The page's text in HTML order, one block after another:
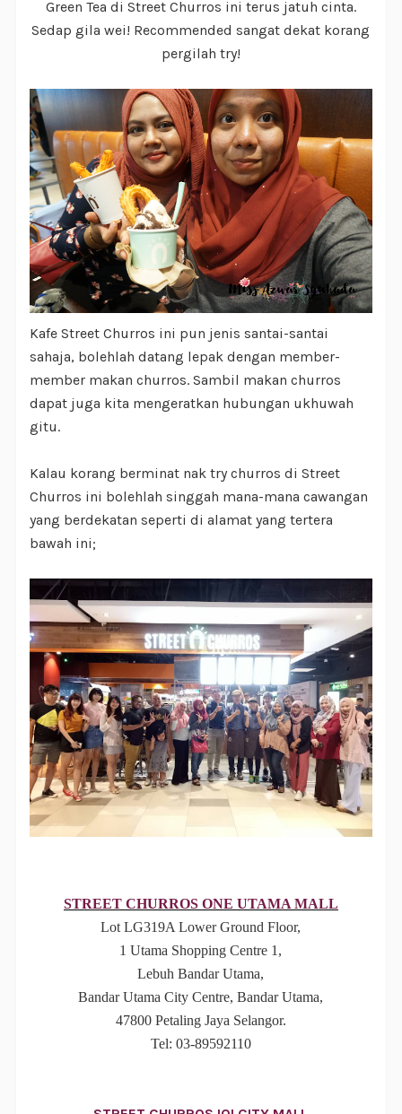
Green Tea di Street Churros ini terus jatuh cinta.
Sedap gila wei! Recommended sangat dekat korang
pergilah try!
Kafe Street Churros ini pun jenis santai-santai
sahaja, bolehlah datang lepak dengan member-
member makan churros. Sambil makan churros
dapat juga kita mengeratkan hubungan ukhuwah
gitu.
Kalau korang berminat nak try churros di Street
Churros ini bolehlah singgah mana-mana cawangan
yang berdekatan seperti di alamat yang tertera
bawah ini;
STREET CHURROS ONE UTAMA MALL
Lot LG319A Lower Ground Floor,
1 Utama Shopping Centre 1,
Lebuh Bandar Utama,
Bandar Utama City Centre, Bandar Utama,
47800 Petaling Jaya Selangor.
Tel: 03-89592110